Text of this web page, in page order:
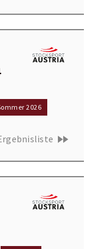
2026
fast_forward